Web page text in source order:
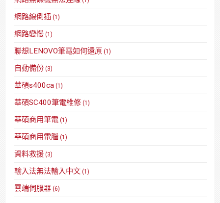
網路線倒插 (1)
網路變慢 (1)
聯想LENOVO筆電如何還原 (1)
自動備份 (3)
華碩s400ca (1)
華碩SC400筆電維修 (1)
華碩商用筆電 (1)
華碩商用電腦 (1)
資料救援 (3)
輸入法無法輸入中文 (1)
雲端伺服器 (6)